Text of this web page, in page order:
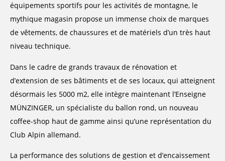
équipements sportifs pour les activités de montagne, le
mythique magasin propose un immense choix de marques
de vêtements, de chaussures et de matériels d’un très haut
niveau technique.
Dans le cadre de grands travaux de rénovation et
d’extension de ses bâtiments et de ses locaux, qui atteignent
désormais les 5000 m2, elle intègre maintenant l’Enseigne
MÜNZINGER, un spécialiste du ballon rond, un nouveau
coffee-shop haut de gamme ainsi qu’une représentation du
Club Alpin allemand.
La performance des solutions de gestion et d’encaissement